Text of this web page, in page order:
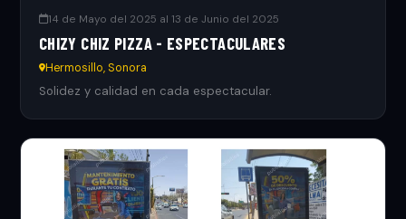
14 de Mayo del 2025 al 13 de Junio del 2025
CHIZY CHIZ PIZZA - ESPECTACULARES
Hermosillo, Sonora
Solidez y calidad en cada espectacular.